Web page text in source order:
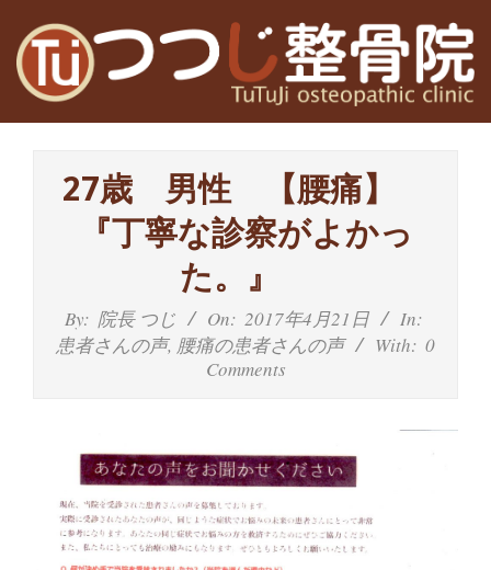
content
高
槻
茨
木
体
27歳 男性 【腰痛】
『丁寧な診察がよかっ
た。』
By: 院長 つじ On: 2017年4月21日
In:
患者さんの声, 腰痛の患者さんの声 With: 0
Comments